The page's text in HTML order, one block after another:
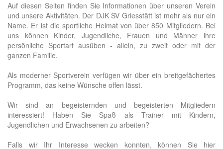
Auf diesen Seiten finden Sie Informationen über unseren Verein
und unsere Aktivitäten. Der DJK SV Griesstätt ist mehr als nur ein
Name. Er ist die sportliche Heimat von über 850 Mitgliedern. Bei
uns können Kinder, Jugendliche, Frauen und Männer ihre
persönliche Sportart ausüben - allein, zu zweit oder mit der
ganzen Familie.
Als moderner Sportverein verfügen wir über ein breitgefächertes
Programm, das keine Wünsche offen lässt.
Wir sind an begeisternden und begeisterten Mitgliedern
interessiert! Haben Sie Spaß als Trainer mit Kindern,
Jugendlichen und Erwachsenen zu arbeiten?
Falls wir Ihr Interesse wecken konnten, können Sie hier